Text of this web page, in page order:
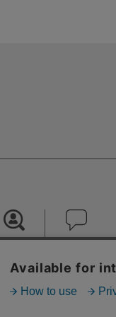
用情報 お問い合せ